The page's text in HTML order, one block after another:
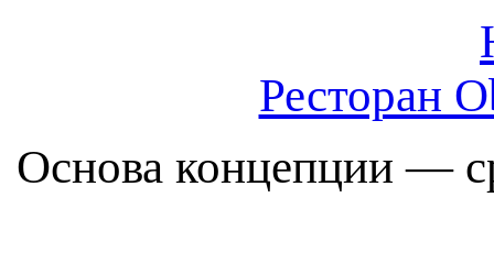
Ресторан
Основа концепции —